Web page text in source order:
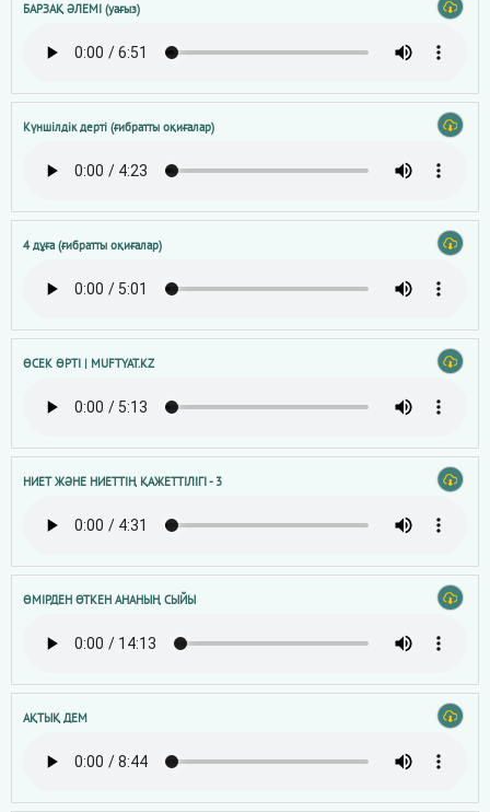
БАРЗАҚ ӘЛЕМІ (уағыз)
Күншілдік дерті (ғибратты оқиғалар)
4 дұға (ғибратты оқиғалар)
ӨСЕК ӨРТІ | MUFTYAT.KZ
НИЕТ ЖӘНЕ НИЕТТІҢ ҚАЖЕТТІЛІГІ - 3
ӨМІРДЕН ӨТКЕН АНАНЫҢ СЫЙЫ
АҚТЫҚ ДЕМ